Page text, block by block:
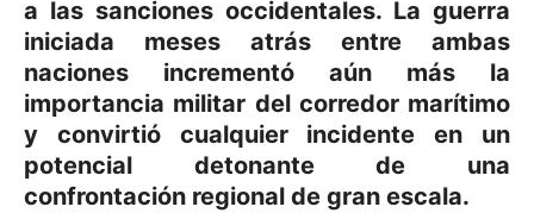
a las sanciones occidentales. La guerra
iniciada meses atrás entre ambas
naciones incrementó aún más la
importancia militar del corredor marítimo
y convirtió cualquier incidente en un
potencial detonante de una
confrontación regional de gran escala.